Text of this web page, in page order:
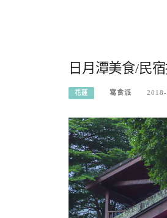
日月潭美食/民
花蓮 寫食派